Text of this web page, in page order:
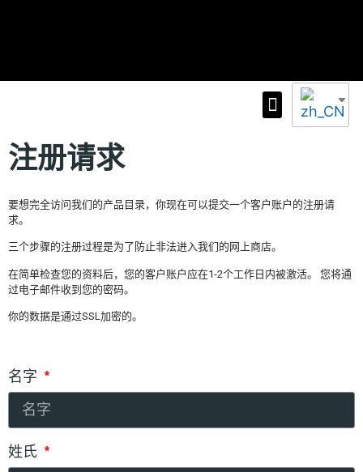
注册请求
要想完全访问我们的产品目录，你现在可以提交一个客户账户的注册请
求。
三个步骤的注册过程是为了防止非法进入我们的网上商店。
在简单检查您的资料后，您的客户账户应在1-2个工作日内被激活。 您将通
过电子邮件收到您的密码。
你的数据是通过SSL加密的。
名字
姓氏